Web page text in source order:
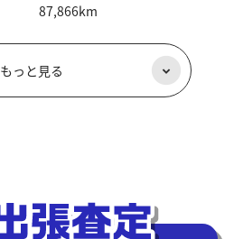
87,866km
もっと見る